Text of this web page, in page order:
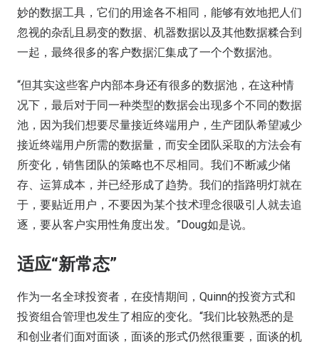
妙的数据工具，它们的用途各不相同，能够有效地把人们
忽视的杂乱且易变的数据、机器数据以及其他数据糅合到
一起，最终很多的客户数据汇集成了一个个数据池。
“但其实这些客户内部本身还有很多的数据池，在这种情
况下，最后对于同一种类型的数据会出现多个不同的数据
池，因为我们想要尽量接近终端用户，生产团队希望减少
接近终端用户所需的数据量，而安全团队采取的方法会有
所变化，销售团队的策略也不尽相同。我们不断减少储
存、运算成本，并已经形成了趋势。我们的指路明灯就在
于，要贴近用户，不要因为某个技术理念很吸引人就去追
逐，要从客户实用性角度出发。”Doug如是说。
适应“新常态”
作为一名全球投资者，在疫情期间，Quinn的投资方式和
投资组合管理也发生了相应的变化。“我们比较熟悉的是
和创业者们面对面谈，面谈的形式仍然很重要，面谈的机